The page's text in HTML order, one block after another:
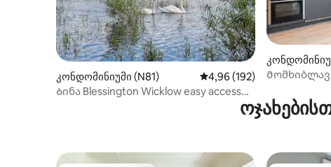
კონდომინიუმი (N81) საშუალო შეფასებაა
4,96 (192)
Ბინა Blessington Wicklow easy access